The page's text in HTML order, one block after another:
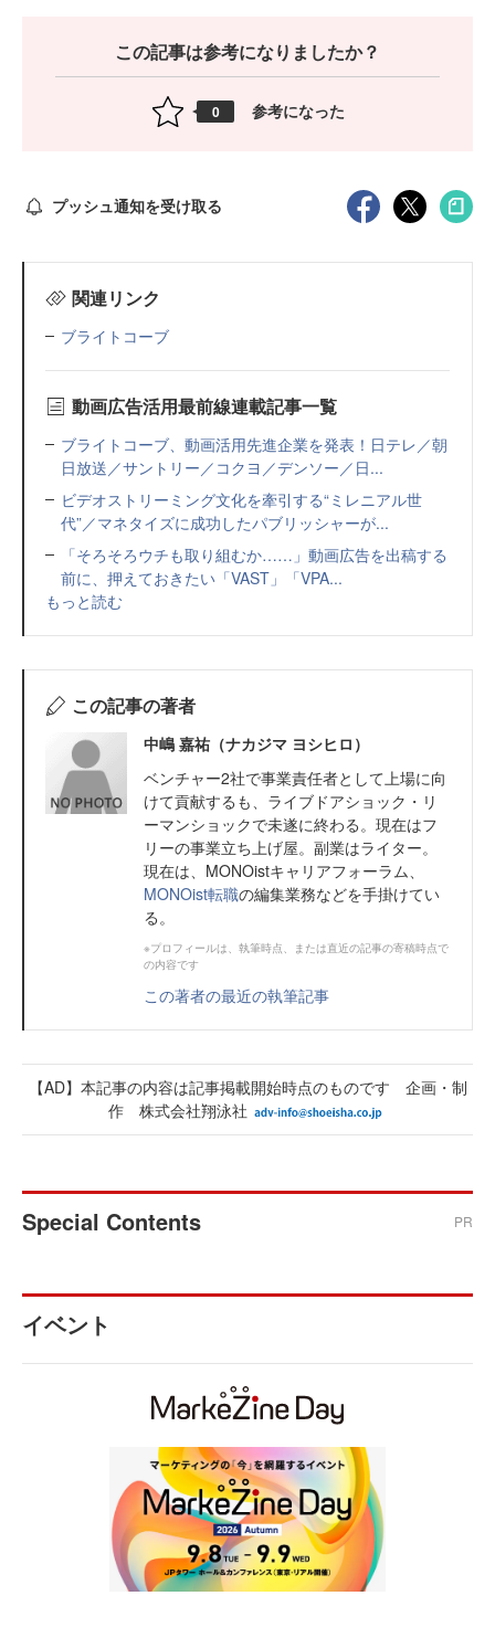
この記事は参考になりましたか？
0 参考になった
プッシュ通知を受け取る
関連リンク
ブライトコーブ
動画広告活用最前線連載記事一覧
ブライトコーブ、動画活用先進企業を発表！日テレ／朝
日放送／サントリー／コクヨ／デンソー／日...
ビデオストリーミング文化を牽引する“ミレニアル世
代”／マネタイズに成功したパブリッシャーが...
「そろそろウチも取り組むか……」動画広告を出稿する
前に、押えておきたい「VAST」「VPA...
もっと読む
この記事の著者
中嶋 嘉祐（ナカジマ ヨシヒロ）
ベンチャー2社で事業責任者として上場に向
けて貢献するも、ライブドアショック・リ
ーマンショックで未遂に終わる。現在はフ
リーの事業立ち上げ屋。副業はライター。
現在は、MONOistキャリアフォーラム、
MONOist転職の編集業務などを手掛けてい
る。
※プロフィールは、執筆時点、または直近の記事の寄稿時点で
の内容です
この著者の最近の執筆記事
【AD】本記事の内容は記事掲載開始時点のものです 企画・制
作 株式会社翔泳社
Special Contents PR
イベント